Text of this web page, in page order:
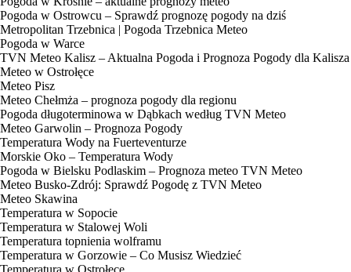
Pogoda w Ostrowcu – Sprawdź prognozę pogody na dziś
Metropolitan Trzebnica | Pogoda Trzebnica Meteo
Pogoda w Warce
TVN Meteo Kalisz – Aktualna Pogoda i Prognoza Pogody dla Kalisza
Meteo w Ostrołęce
Meteo Pisz
Meteo Chełmża – prognoza pogody dla regionu
Pogoda długoterminowa w Dąbkach według TVN Meteo
Meteo Garwolin – Prognoza Pogody
Temperatura Wody na Fuerteventurze
Morskie Oko – Temperatura Wody
Pogoda w Bielsku Podlaskim – Prognoza meteo TVN Meteo
Meteo Busko-Zdrój: Sprawdź Pogodę z TVN Meteo
Meteo Skawina
Temperatura w Sopocie
Temperatura w Stalowej Woli
Temperatura topnienia wolframu
Temperatura w Gorzowie – Co Musisz Wiedzieć
Temperatura w Ostrołęce